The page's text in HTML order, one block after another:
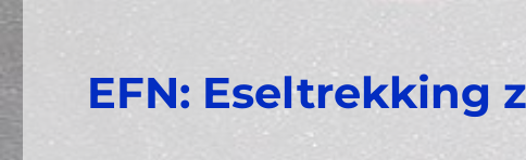
EFN: Eseltrekking